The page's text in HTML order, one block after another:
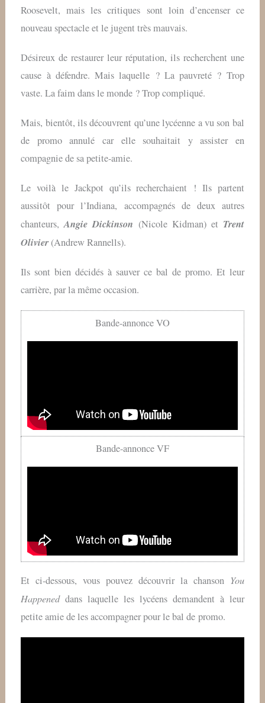
Roosevelt, mais les critiques sont loin d’encenser ce
nouveau spectacle et le jugent très mauvais.
Désireux de restaurer leur réputation, ils recherchent une
cause à défendre. Mais laquelle ? La pauvreté ? Trop
vaste. La faim dans le monde ? Trop compliqué.
Mais, bientôt, ils découvrent qu’une lycéenne a vu son bal
de promo annulé car elle souhaitait y assister en
compagnie de sa petite-amie.
Le voilà le Jackpot qu’ils recherchaient ! Ils partent
aussitôt pour l’Indiana, accompagnés de deux autres
chanteurs,Angie Dickinson (Nicole Kidman) et Trent
Olivier(Andrew Rannells).
Ils sont bien décidés à sauver ce bal de promo. Et leur
carrière, par la même occasion.
Bande-annonce VO
Bande-annonce VF
Et ci-dessous, vous pouvez découvrir la chanson You
Happeneddans laquelle les lycéens demandent à leur
petite amie de les accompagner pour le bal de promo.